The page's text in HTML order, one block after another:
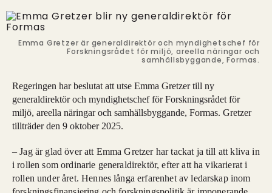
Emma Gretzer är generaldirektör och myndighetschef för
Forskningsrådet för miljö, areella näringar och
samhällsbyggande, Formas.
Regeringen har beslutat att utse Emma Gretzer till ny
generaldirektör och myndighetschef för Forskningsrådet för
miljö, areella näringar och samhällsbyggande, Formas. Gretzer
tillträder den 9 oktober 2025.
– Jag är glad över att Emma Gretzer har tackat ja till att kliva in
i rollen som ordinarie generaldirektör, efter att ha vikarierat i
rollen under året. Hennes långa erfarenhet av ledarskap inom